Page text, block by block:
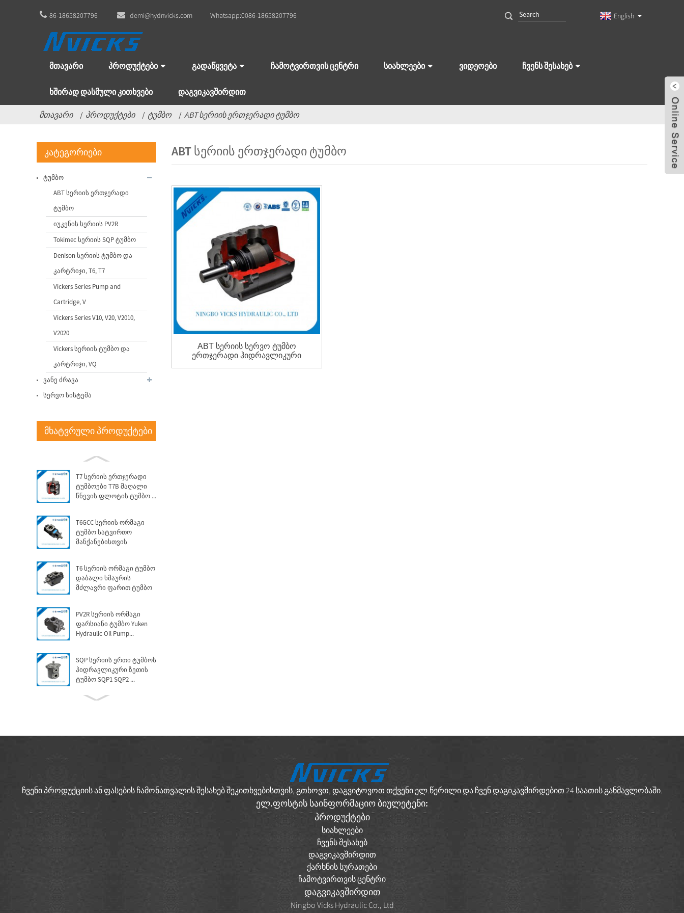
86-18658207796 demi@hydnvicks.com Whatsapp:0086-18658207796 English
ᲛᲗᲐᲕᲐᲠᲘ ᲞᲠᲝᲓᲣᲥᲢᲔᲑᲘ ᲒᲐᲓᲐᲬᲧᲕᲔᲢᲐ ᲩᲐᲛᲝᲢᲕᲘᲠᲗᲕᲘᲡ ᲪᲔᲜᲢᲠᲘ ᲡᲘᲐᲮᲚᲔᲔᲑᲘ ᲕᲘᲓᲔᲝᲔᲑᲘ ᲩᲕᲔᲜᲡ ᲨᲔᲡᲐᲮᲔᲑ
ᲮᲨᲘᲠᲐᲓ ᲓᲐᲡᲛᲣᲚᲘ ᲙᲘᲗᲮᲕᲔᲑᲘ ᲓᲐᲒᲕᲘᲙᲐᲕᲨᲘᲠᲓᲘᲗ
მთავარი პროდუქტები ტუმბო ABT სერიის ერთჯერადი ტუმბო
კატეგორიები
ტუმბო
ABT სერიის ერთჯერადი
ტუმბო
იუკენის სერიის PV2R
Tokimec სერიის SQP ტუმბო
Denison სერიის ტუმბო და
კარტრიჯი, T6, T7
Vickers Series Pump and
Cartridge, V
Vickers Series V10, V20, V2010,
V2020
Vickers სერიის ტუმბო და
კარტრიჯი, VQ
ვანე ძრავა
სერვო სისტემა
მხატვრული პროდუქტები
ქარხნული წარმოების
ჩინეთი Vickers Bomba V10
V20 V2...
QT52 მაღალი წნევის
Sumitomo შიდა
გადაცემათა ტუმბო I...
Vicks Servo System for
Injection Moulding Machine
Vicks Servo Drive Taiwan
Delta Drive for Injection M...
VQ სერიის კარტრიჯის
Vickers ჰიდრავლიკური
T7 სერიის ერთჯერადი
ტუმბოები T7B მაღალი
წნევის ფლოტის ტუმბო ...
T6GCC სერიის ორმაგი
ტუმბო სატვირთო
მანქანებისთვის
T6 სერიის ორმაგი ტუმბო
დაბალი ხმაურის
მძლავრი ფარით ტუმბო
PV2R სერიის ორმაგი
ფარსიანი ტუმბო Yuken
Hydraulic Oil Pump...
SQP სერიის ერთი ტუმბოს
ჰიდრავლიკური ზეთის
ტუმბო SQP1 SQP2 ...
Vicks Servo System for
ABT ᲡᲔᲠᲘᲘᲡ ᲔᲠᲗᲯᲔᲠᲐᲓᲘ ᲢᲣᲛᲑᲝ
ABT სერიის სერვო ტუმბო
ერთჯერადი ჰიდრავლიკური
ჩვენი პროდუქციის ან ფასების ჩამონათვალის შესახებ შეკითხვებისთვის, გთხოვთ, დაგვიტოვოთ თქვენი ელ.წერილი და ჩვენ დაგიკავშირდებით 24 საათის განმავლობაში.
ელ.ფოსტის საინფორმაციო ბიულეტენი:
პროდუქტები
სიახლეები
ჩვენს შესახებ
დაგვიკავშირდით
ქარხნის სურათები
ჩამოტვირთვის ცენტრი
დაგვიკავშირდით
Ningbo Vicks Hydraulic Co., Ltd